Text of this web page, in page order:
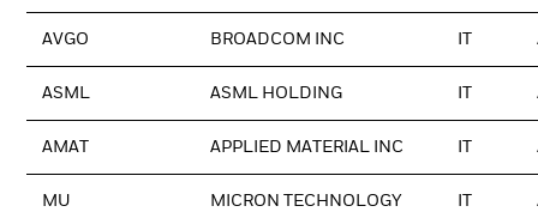
AVGO BROADCOM INC
ASML ASML HOLDING
AMAT APPLIED MATERIAL INC
MU MICRON TECHNOLOGY